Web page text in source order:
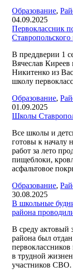
Образование,
04.09.2025
Первоклассник
Ставропольского
В преддверии 1
Вячеслав
Никитенко из
школу
Образование,
01.09.2025
Школы
Все школы и
готовы к началу
работ за лето
пищеблоки,
асфальтовое
Образование,
30.08.2025
В школьные
района
В среду актовый
района был
в трудной
участников СВО.